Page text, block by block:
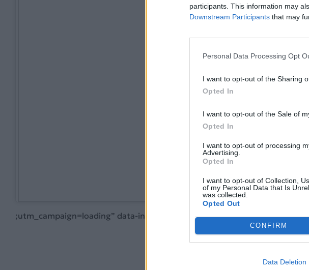
participants. This information may
Downstream Participants that may
Personal Data Processing Opt
I want to opt-out of the Sharing
Opted In
I want to opt-out of the Sale of
Opted In
I want to opt-out of processing
Advertising.
Opted In
I want to opt-out of Collection,
of my Personal Data that Is
was collected.
Opted Out
CONFIRM
Data Deletion
;utm_campaign=loading” data-instgrm-version=”12″>